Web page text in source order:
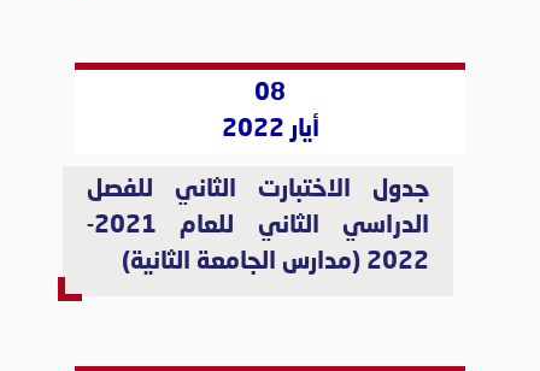
08
أيار 2022
جدول الاختبارت الثاني للفصل
الدراسي الثاني للعام 2021-
2022 (مدارس الجامعة الثانية)